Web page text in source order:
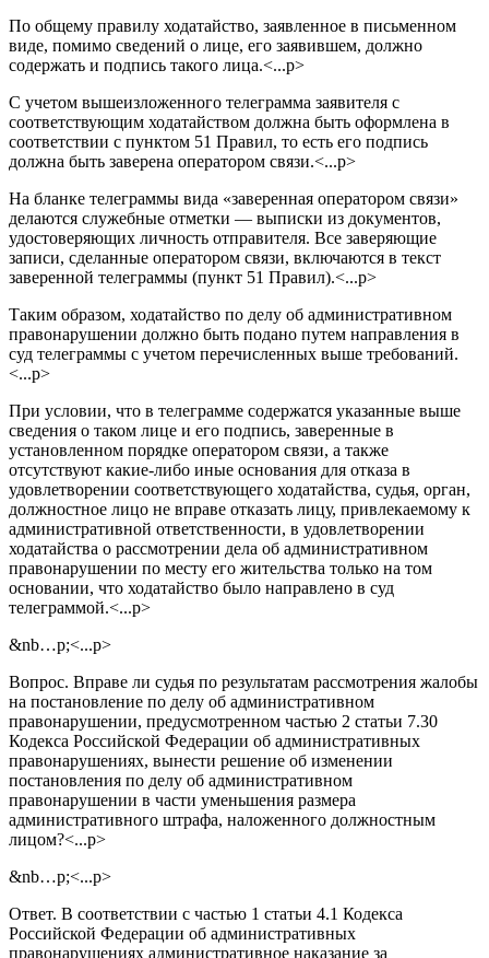
По общему правилу ходатайство, заявленное в письменном
виде, помимо сведений о лице, его заявившем, должно
содержать и подпись такого лица.<...p>
С учетом вышеизложенного телеграмма заявителя с
соответствующим ходатайством должна быть оформлена в
соответствии с пунктом 51 Правил, то есть его подпись
должна быть заверена оператором связи.<...p>
На бланке телеграммы вида «заверенная оператором связи»
делаются служебные отметки — выписки из документов,
удостоверяющих личность отправителя. Все заверяющие
записи, сделанные оператором связи, включаются в текст
заверенной телеграммы (пункт 51 Правил).<...p>
Таким образом, ходатайство по делу об административном
правонарушении должно быть подано путем направления в
суд телеграммы с учетом перечисленных выше требований.
<...p>
При условии, что в телеграмме содержатся указанные выше
сведения о таком лице и его подпись, заверенные в
установленном порядке оператором связи, а также
отсутствуют какие-либо иные основания для отказа в
удовлетворении соответствующего ходатайства, судья, орган,
должностное лицо не вправе отказать лицу, привлекаемому к
административной ответственности, в удовлетворении
ходатайства о рассмотрении дела об административном
правонарушении по месту его жительства только на том
основании, что ходатайство было направлено в суд
телеграммой.<...p>
&nb…p;<...p>
Вопрос. Вправе ли судья по результатам рассмотрения жалобы
на постановление по делу об административном
правонарушении, предусмотренном частью 2 статьи 7.30
Кодекса Российской Федерации об административных
правонарушениях, вынести решение об изменении
постановления по делу об административном
правонарушении в части уменьшения размера
административного штрафа, наложенного должностным
лицом?<...p>
&nb…p;<...p>
Ответ. В соответствии с частью 1 статьи 4.1 Кодекса
Российской Федерации об административных
правонарушениях административное наказание за